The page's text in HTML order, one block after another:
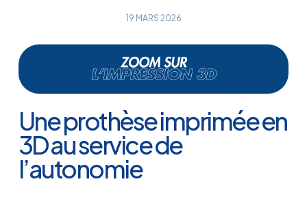
19 MARS 2026
Une prothèse imprimée en
3D au service de
l’autonomie